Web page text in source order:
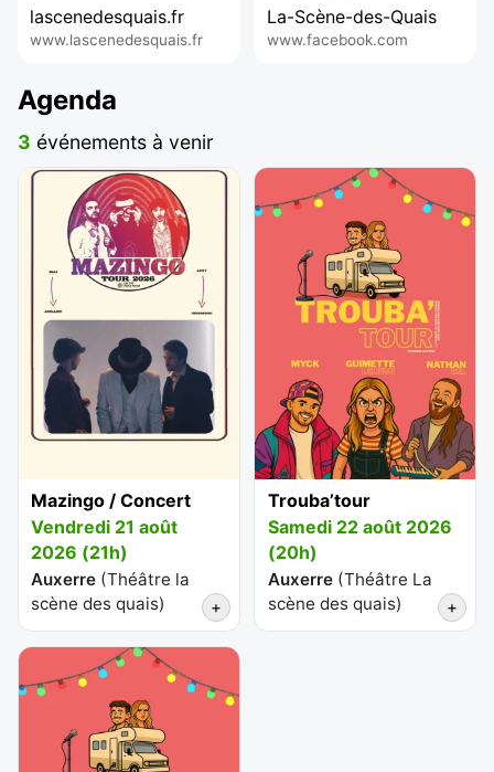
lascenedesquais.fr
www.lascenedesquais.fr
La-Scène-des-Quais
www.facebook.com
Agenda
3 événements à venir
Mazingo / Concert
Vendredi 21 août
2026 (21h)
Auxerre (Théâtre la
scène des quais) +
Trouba’tour
Samedi 22 août 2026
(20h)
Auxerre(Théâtre La
scène des quais) +